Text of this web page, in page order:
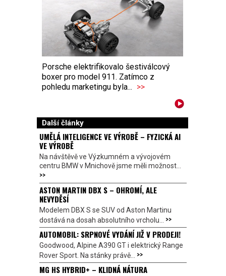
Porsche elektrifikovalo šestiválcový
boxer pro model 911. Zatímco z
pohledu marketingu byla... >>
Další články
UMĚLÁ INTELIGENCE VE VÝROBĚ – FYZICKÁ AI
VE VÝROBĚ
Na návštěvě ve Výzkumném a vývojovém
centru BMW v Mnichově jsme měli možnost...
>>
ASTON MARTIN DBX S – OHROMÍ, ALE
NEVYDĚSÍ
Modelem DBX S se SUV od Aston Martinu
dostává na dosah absolutního vrcholu... >>
AUTOMOBIL: SRPNOVÉ VYDÁNÍ JIŽ V PRODEJI!
Goodwood, Alpine A390 GT i elektrický Range
Rover Sport. Na stánky právě... >>
MG HS HYBRID+ – KLIDNÁ NÁTURA